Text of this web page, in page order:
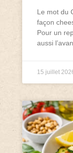
Le mot du
façon
Pour un
aussi
15 juillet